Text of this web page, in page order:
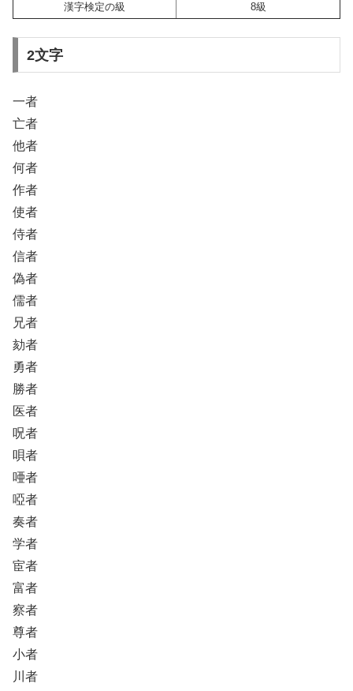
漢字検定の級
8級
2文字
一者
亡者
他者
何者
作者
使者
侍者
信者
偽者
儒者
兄者
劾者
勇者
勝者
医者
呪者
唄者
唖者
啞者
奏者
学者
宦者
富者
察者
尊者
小者
川者